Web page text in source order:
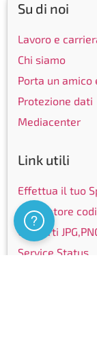
Su di noi
Lavoro e
Chi siamo
Porta un amico
Protezione dati
Mediacenter
Link utili
Effettua il tuo
Generatore
Converti
Service Status